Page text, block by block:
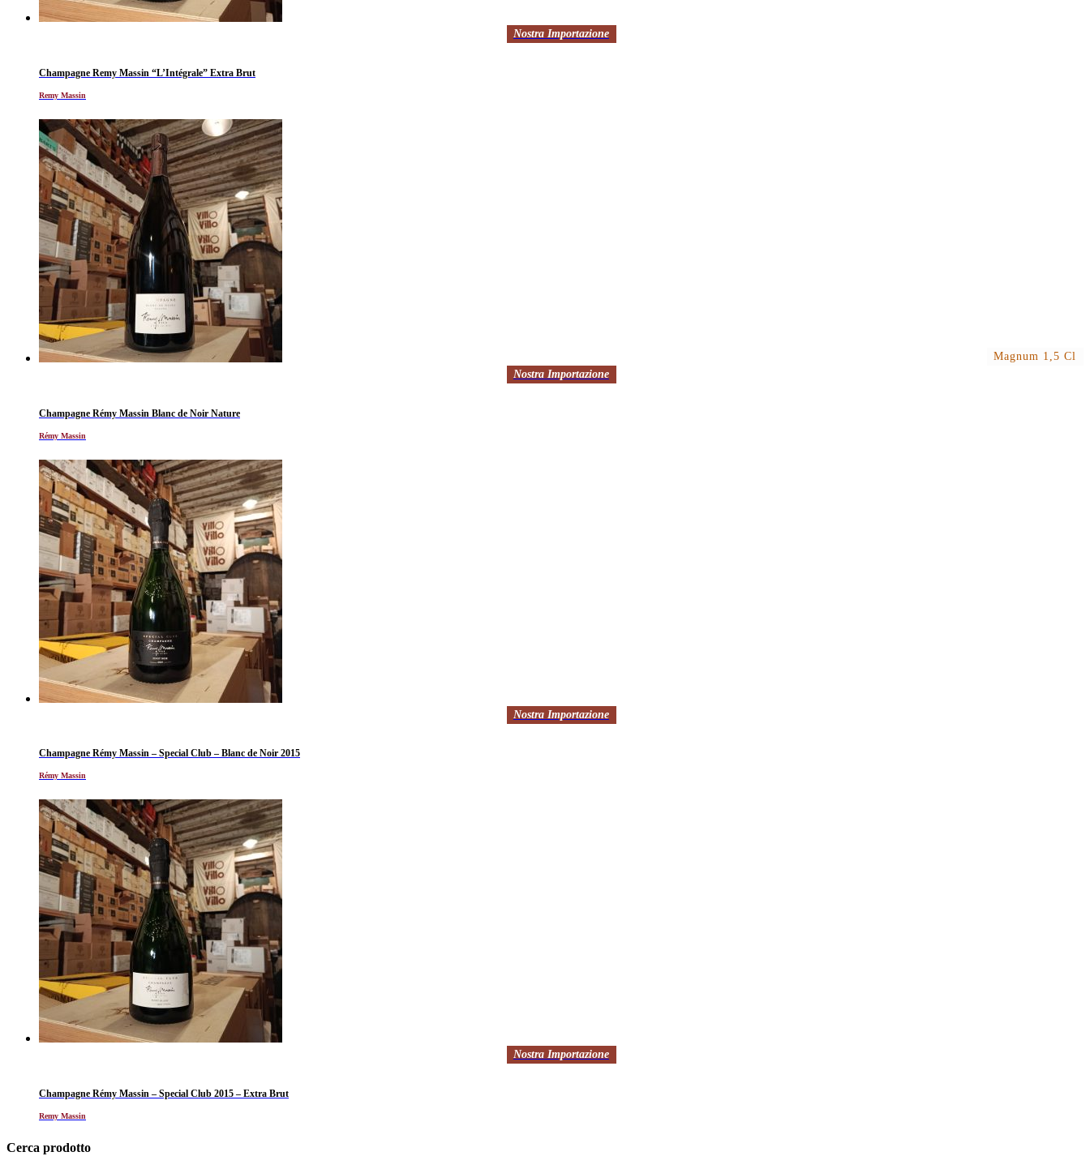
Nostra Importazione
Champagne Remy Massin “L’Intégrale” Extra Brut
Remy Massin
Magnum 1,5 Cl
Nostra Importazione
Champagne Rémy Massin Blanc de Noir Nature
Rémy Massin
Nostra Importazione
Champagne Rémy Massin – Special Club – Blanc de Noir 2015
Rémy Massin
Nostra Importazione
Champagne Rémy Massin – Special Club 2015 – Extra Brut
Remy Massin
Cerca prodotto